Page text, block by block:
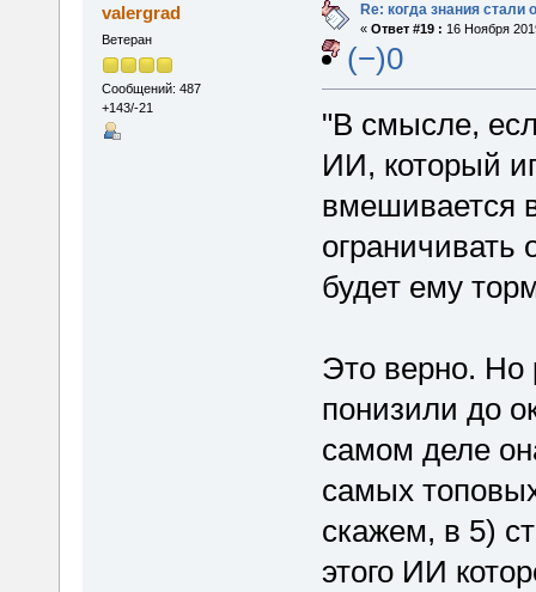
valergrad
Ветеран
Сообщений: 487
+143/-21
Re: когда знания стали
« Ответ #19 : 16 Ноября
(−)0
"В смысле,
ИИ, который
вмешивается
ограничивать
будет ему
Это верно. Но
понизили до
самом деле
самых
скажем, в 5)
этого ИИ